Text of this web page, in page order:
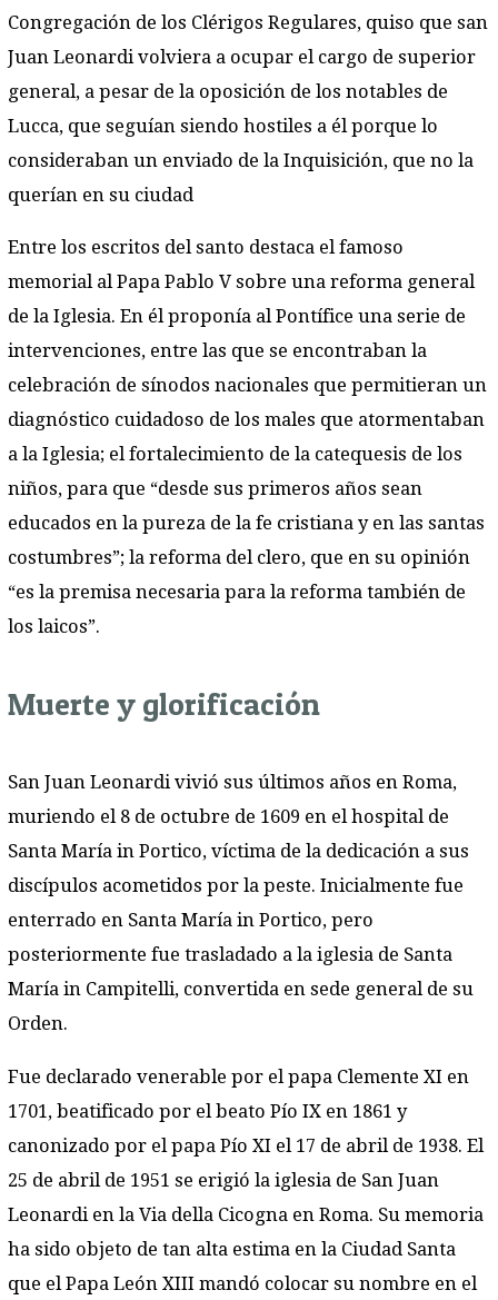
Congregación de los Clérigos Regulares, quiso que san
Juan Leonardi volviera a ocupar el cargo de superior
general, a pesar de la oposición de los notables de
Lucca, que seguían siendo hostiles a él porque lo
consideraban un enviado de la Inquisición, que no la
querían en su ciudad
Entre los escritos del santo destaca el famoso
memorial al Papa Pablo V sobre una reforma general
de la Iglesia. En él proponía al Pontífice una serie de
intervenciones, entre las que se encontraban la
celebración de sínodos nacionales que permitieran un
diagnóstico cuidadoso de los males que atormentaban
a la Iglesia; el fortalecimiento de la catequesis de los
niños, para que “desde sus primeros años sean
educados en la pureza de la fe cristiana y en las santas
costumbres”; la reforma del clero, que en su opinión
“es la premisa necesaria para la reforma también de
los laicos”.
Muerte y glorificación
San Juan Leonardi vivió sus últimos años en Roma,
muriendo el 8 de octubre de 1609 en el hospital de
Santa María in Portico, víctima de la dedicación a sus
discípulos acometidos por la peste. Inicialmente fue
enterrado en Santa María in Portico, pero
posteriormente fue trasladado a la iglesia de Santa
María in Campitelli, convertida en sede general de su
Orden.
Fue declarado venerable por el papa Clemente XI en
1701, beatificado por el beato Pío IX en 1861 y
canonizado por el papa Pío XI el 17 de abril de 1938. El
25 de abril de 1951 se erigió la iglesia de San Juan
Leonardi en la Via della Cicogna en Roma. Su memoria
ha sido objeto de tan alta estima en la Ciudad Santa
que el Papa León XIII mandó colocar su nombre en el